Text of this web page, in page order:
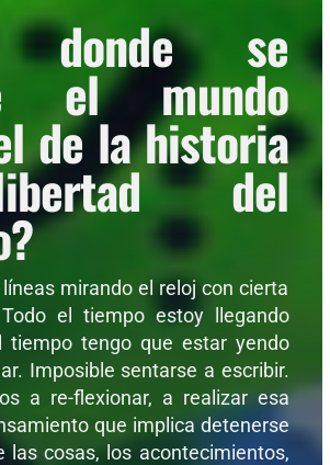
donde se
el mundo
de la historia
del
mirando el reloj con cierta
el tiempo estoy llegando
tiempo tengo que estar yendo
Imposible sentarse a escribir.
a re-flexionar, a realizar esa
que implica detenerse
las cosas, los acontecimientos,